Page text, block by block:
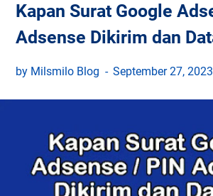
Kapan Surat Google
Adsense Dikirim dan
by Milsmilo Blog September 27, 2023